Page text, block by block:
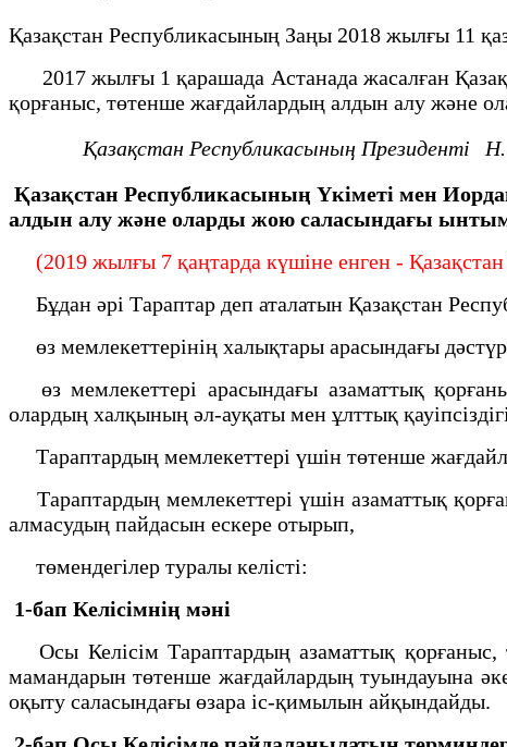
Қазақстан Республикасының Заңы 2018 жылғы 11
2017 жылғы 1 қарашада Астанада жасалған
қорғаныс, төтенше жағдайлардың алдын алу және
Қазақстан Республикасының Президенті
Қазақстан Республикасының Үкіметі мен
алдын алу және оларды жою саласындағы
(2019 жылғы 7 қаңтарда күшіне енген -
Бұдан әрі Тараптар деп аталатын Қазақстан
өз мемлекеттерінің халықтары арасындағы
өз мемлекеттері арасындағы азаматтық
олардың халқының әл-ауқаты мен ұлттық
Тараптардың мемлекеттері үшін төтенше
Тараптардың мемлекеттері үшін азаматтық
алмасудың пайдасын ескере отырып,
төмендегілер туралы келісті:
1-бап Келісімнің мәні
Осы Келісім Тараптардың азаматтық қорғаныс,
мамандарын төтенше жағдайлардың туындауына
оқыту саласындағы өзара іс-қимылын айқындайды.